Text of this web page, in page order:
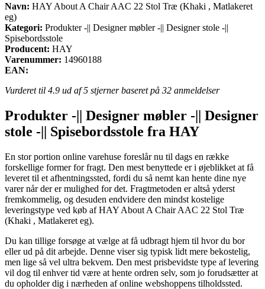
Navn: HAY About A Chair AAC 22 Stol Træ (Khaki , Matlakeret
eg)
Kategori: Produkter -|| Designer møbler -|| Designer stole -||
Spisebordsstole
Producent: HAY
Varenummer: 14960188
EAN:
Vurderet til 4.9 ud af 5 stjerner baseret på 32 anmeldelser
Produkter -|| Designer møbler -|| Designer
stole -|| Spisebordsstole fra HAY
En stor portion online varehuse foreslår nu til dags en række
forskellige former for fragt. Den mest benyttede er i øjeblikket at få
leveret til et afhentningssted, fordi du så nemt kan hente dine nye
varer når der er mulighed for det. Fragtmetoden er altså yderst
fremkommelig, og desuden endvidere den mindst kostelige
leveringstype ved køb af HAY About A Chair AAC 22 Stol Træ
(Khaki , Matlakeret eg).
Du kan tillige forsøge at vælge at få udbragt hjem til hvor du bor
eller ud på dit arbejde. Denne viser sig typisk lidt mere bekostelig,
men lige så vel ultra bekvem. Den mest prisbevidste type af levering
vil dog til enhver tid være at hente ordren selv, som jo forudsætter at
du opholder dig i nærheden af online webshoppens tilholdssted.